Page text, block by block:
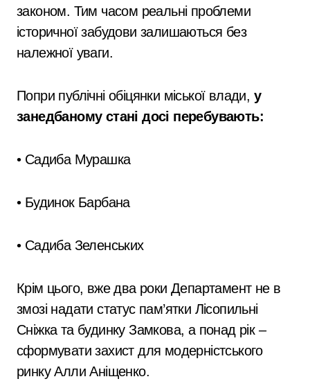
законом. Тим часом реальні проблеми
історичної забудови залишаються без
належної уваги.
Попри публічні обіцянки міської влади, у
занедбаному стані досі перебувають:
• Садиба Мурашка
• Будинок Барбана
• Садиба Зеленських
Крім цього, вже два роки Департамент не в
змозі надати статус пам’ятки Лісопильні
Сніжка та будинку Замкова, а понад рік –
сформувати захист для модерністського
ринку Алли Аніщенко.